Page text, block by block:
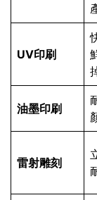
UV印刷
油墨印刷
雷射雕刻